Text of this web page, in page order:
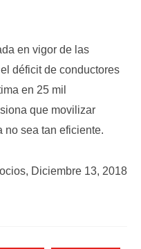
en vigor de las
déficit de conductores
en 25 mil
que movilizar
no sea tan eficiente.
Diciembre 13, 2018